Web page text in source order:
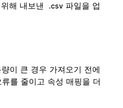
해 내보낸
.csv 파일을 업
이 큰 경우 가져오기 전에
를 줄이고 속성 매핑을 더